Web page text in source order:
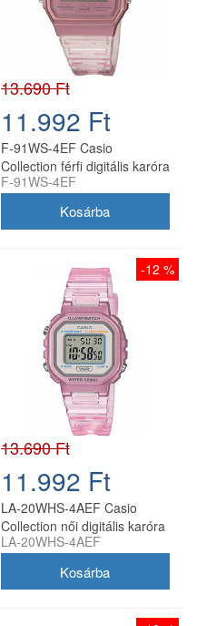
13.690 Ft
11.992 Ft
F-91WS-4EF Casio
Collection férfi digitális karóra
F-91WS-4EF
-12 %
13.690 Ft
11.992 Ft
LA-20WHS-4AEF Casio
Collection női digitális karóra
LA-20WHS-4AEF